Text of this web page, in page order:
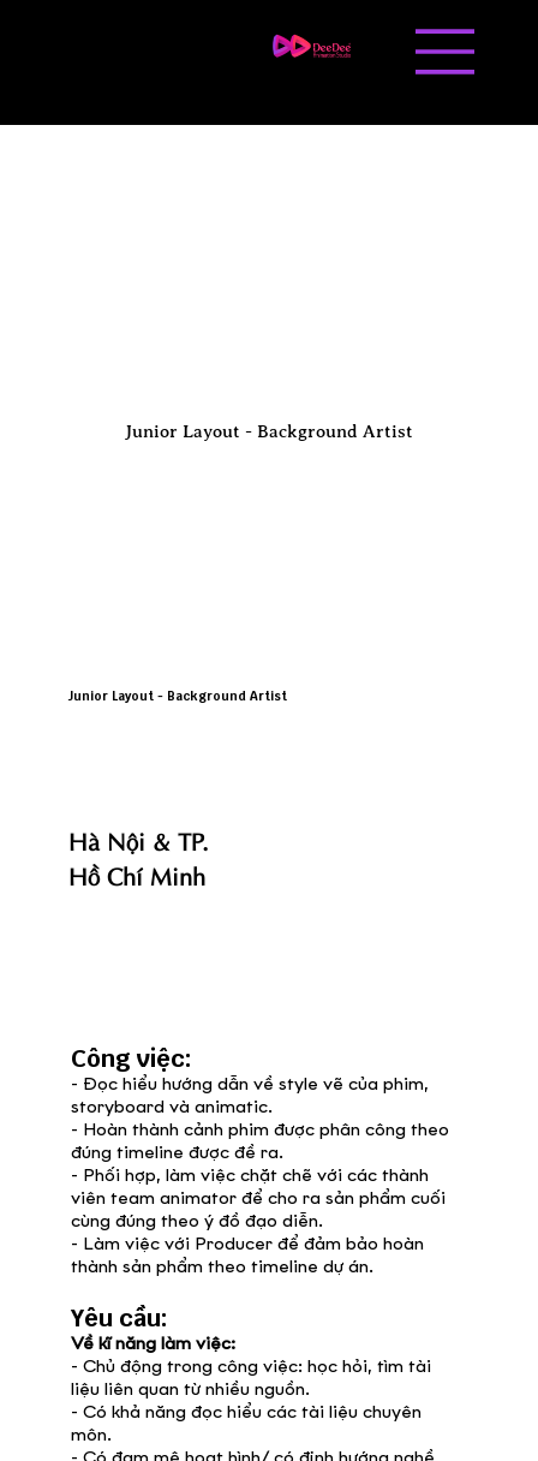
Junior Layout - Background Artist
Junior Layout - Background Artist
Hà Nội & TP.
Hồ Chí Minh
Công việc:
- Đọc hiểu hướng dẫn về style vẽ của phim,
storyboard và animatic.
- Hoàn thành cảnh phim được phân công theo
đúng timeline được đề ra.
- Phối hợp, làm việc chặt chẽ với các thành
viên team animator để cho ra sản phẩm cuối
cùng đúng theo ý đồ đạo diễn.
- Làm việc với Producer để đảm bảo hoàn
thành sản phẩm theo timeline dự án.
Yêu cầu:
Về kĩ năng làm việc:
- Chủ động trong công việc: học hỏi, tìm tài
liệu liên quan từ nhiều nguồn.
- Có khả năng đọc hiểu các tài liệu chuyên
môn.